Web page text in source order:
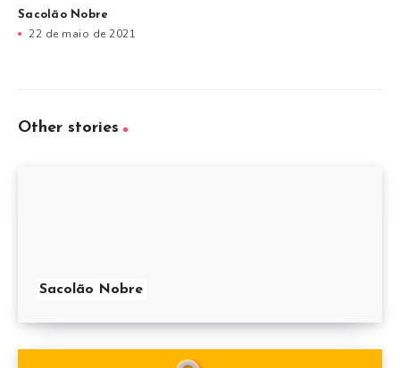
Sacolão Nobre
22 de maio de 2021
Other stories
Sacolão Nobre